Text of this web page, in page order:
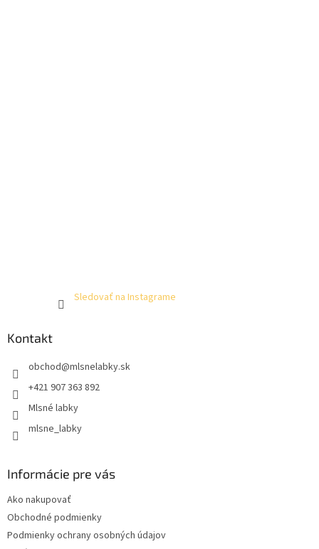
Sledovať na Instagrame
Kontakt
obchod@mlsnelabky.sk
+421 907 363 892
Mlsné labky
mlsne_labky
Informácie pre vás
Ako nakupovať
Obchodné podmienky
Podmienky ochrany osobných údajov